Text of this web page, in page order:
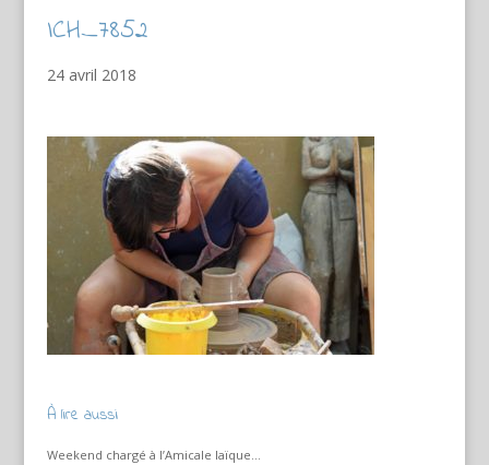
ICH_7852
24 avril 2018
À lire aussi
Weekend chargé à l’Amicale laïque…